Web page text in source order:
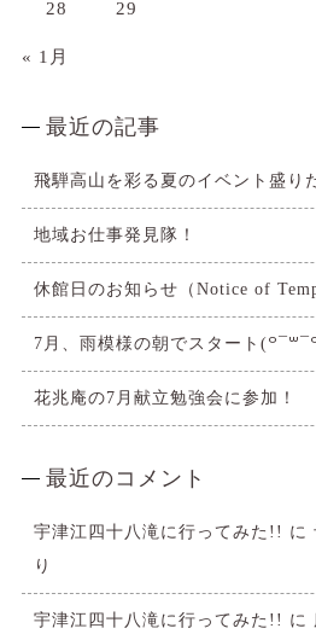
28 29
« 1月
最近の記事
飛騨高山を彩る夏のイベント盛り
地域お仕事発見隊！
休館日のお知らせ（Notice of
7月、雨模様の朝でスタート
花兆庵の7月献立勉強会に参加！
最近のコメント
宇津江四十八滝に行ってみた!! に
り
宇津江四十八滝に行ってみた!! に